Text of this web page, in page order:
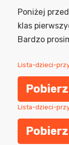
Poniżej
klas
Bardzo
Lista-dzieci-
Pobierz
Lista-dzieci-
Pobierz